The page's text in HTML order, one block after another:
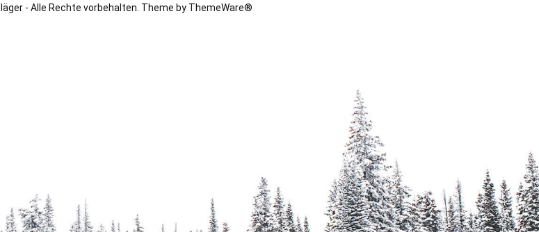
- Alle Rechte vorbehalten. Theme by ThemeWare®